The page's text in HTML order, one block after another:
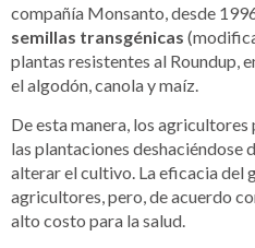
compañía Monsanto, desde
semillas transgénicas
plantas resistentes al Roundup,
el algodón, canola y maíz.
De esta manera, los
las plantaciones deshaciéndose
alterar el cultivo. La eficacia del
agricultores, pero, de acuerdo
alto costo para la salud.